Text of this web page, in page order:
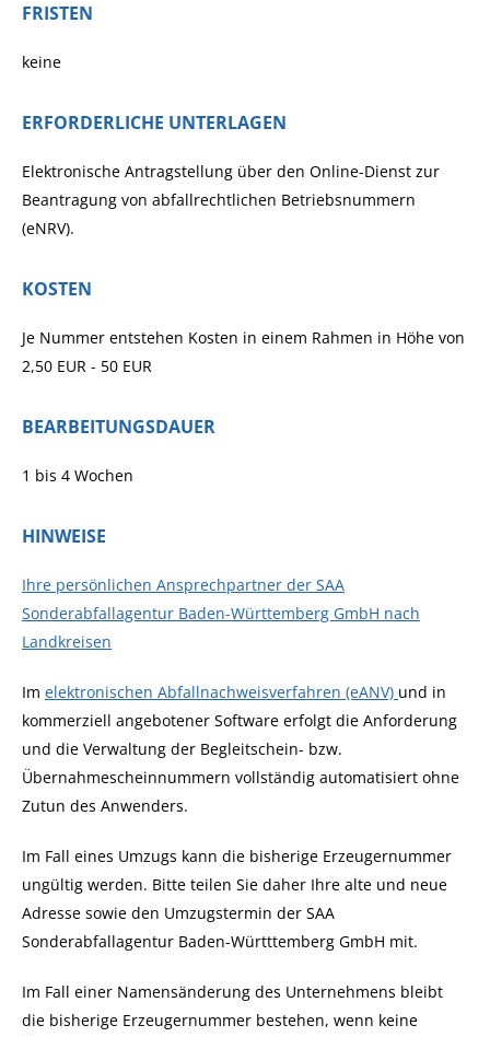
FRISTEN
keine
ERFORDERLICHE UNTERLAGEN
Elektronische Antragstellung über den Online-Dienst zur
Beantragung von abfallrechtlichen Betriebsnummern
(eNRV).
KOSTEN
Je Nummer entstehen Kosten in einem Rahmen in Höhe von
2,50 EUR - 50 EUR
BEARBEITUNGSDAUER
1 bis 4 Wochen
HINWEISE
Ihre persönlichen Ansprechpartner der SAA
Sonderabfallagentur Baden-Württemberg GmbH nach
Landkreisen
Im elektronischen Abfallnachweisverfahren (eANV) und in
kommerziell angebotener Software erfolgt die Anforderung
und die Verwaltung der Begleitschein- bzw.
Übernahmescheinnummern vollständig automatisiert ohne
Zutun des Anwenders.
Im Fall eines Umzugs kann die bisherige Erzeugernummer
ungültig werden. Bitte teilen Sie daher Ihre alte und neue
Adresse sowie den Umzugstermin der SAA
Sonderabfallagentur Baden-Württtemberg GmbH mit.
Im Fall einer Namensänderung des Unternehmens bleibt
die bisherige Erzeugernummer bestehen, wenn keine